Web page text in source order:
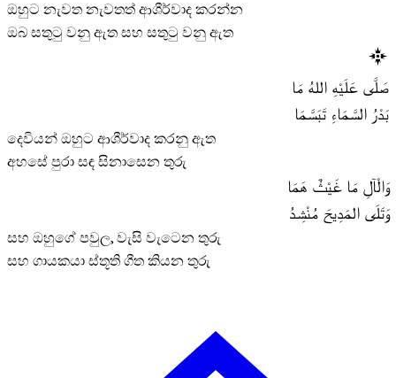
ඔහුට නැවත නැවතත් ආශීර්වාද කරන්න
ඔබ සතුටු වනු ඇත සහ සතුටු වනු ඇත
صَلَّى عَلَيْهِ اللهُ مَا
بَدْرُ السَّمَاءِ تَبَسَّمَا
දෙවියන් ඔහුට ආශීර්වාද කරනු ඇත
අහසේ පුරා සඳ සිනාසෙන තුරු
وَالْآلِ مَا غَيْثٌ هَمَا
وَتَلَى المَدِيحَ مُنْشِدُ
සහ ඔහුගේ පවුල, වැසි වැටෙන තුරු
සහ ගායකයා ස්තූති ගීත කියන තුරු